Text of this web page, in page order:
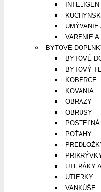
UMÝVANIE
VARENIE
BYTOVÉ
BYTOVÉ
BYTOVÝ
KOBERCE
KOVANIA
OBRAZY
OBRUSY
POŤAHY
UTERÁKY
UTIERKY
VANKÚŠE